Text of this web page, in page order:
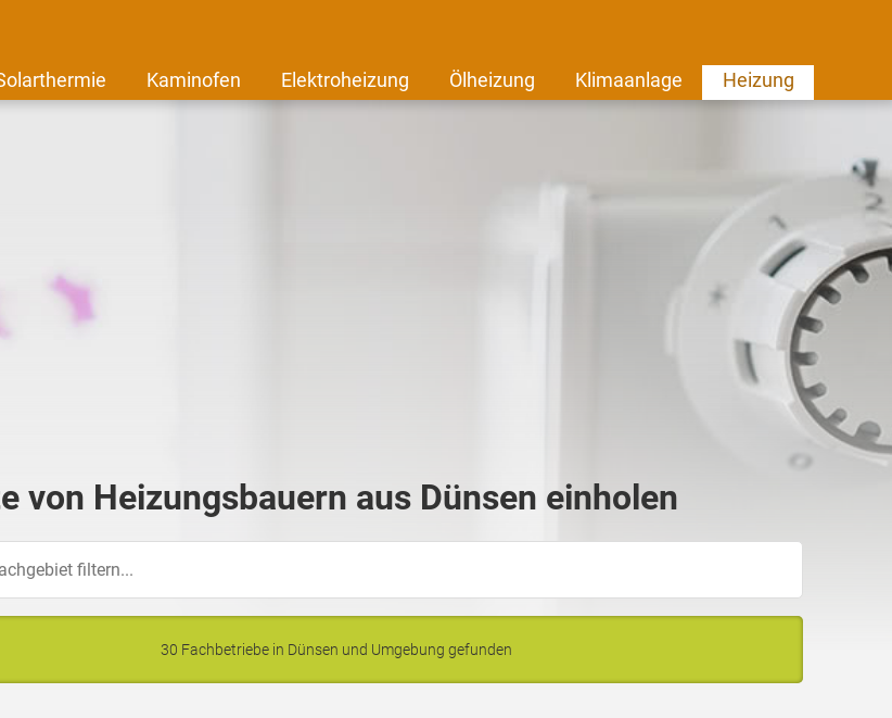
Kaminofen Elektroheizung Ölheizung Klimaanlage Heizung
von Heizungsbauern aus Dünsen einholen
30 Fachbetriebe in Dünsen und Umgebung gefunden